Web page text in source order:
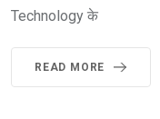
Technology के
READ MORE